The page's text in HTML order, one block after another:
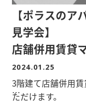
(フォームに「現
い。)
【ポラスの
見学会】
店舗併用賃貸
2024.01.25
3階建て店舗併用
ただけます。